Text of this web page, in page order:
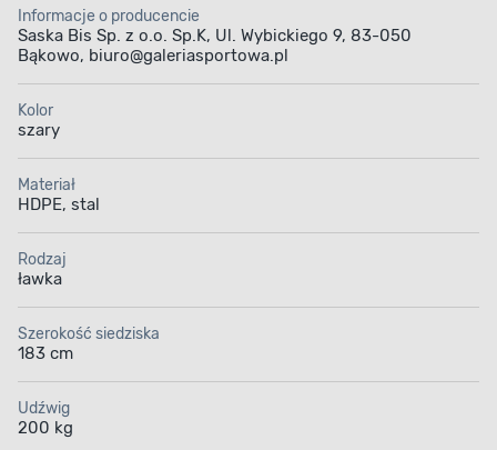
wysokości. Jej udźwig wynosi 200 kg.
Stabilna konstrukcja
użytkowanie
Informacje o producencie
Saska Bis Sp. z o.o. Sp.K, Ul. Wybickiego 9, 83-050
Bąkowo, biuro@galeriasportowa.pl
Kolor
szary
Materiał
HDPE, stal
Rodzaj
ławka
Szerokość siedziska
183 cm
Udźwig
200 kg